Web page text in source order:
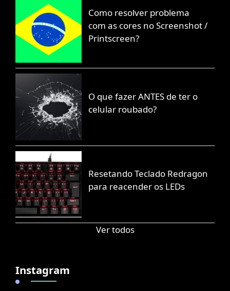
Como resolver problema
com as cores no Screenshot /
Printscreen?
O que fazer ANTES de ter o
celular roubado?
Resetando Teclado Redragon
para reacender os LEDs
Ver todos
Instagram